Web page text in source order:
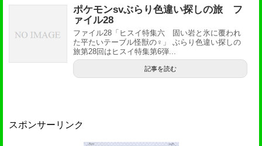
ポケモンsvぶらり色違い探しの旅 フ
ァイル28
ファイル28「ヒスイ特集六 固い岩と氷に覆われ
た平たいテーブル怪獣の♀」 ぶらり色違い探しの
旅第28回はヒスイ特集第6弾...
記事を読む
スポンサーリンク